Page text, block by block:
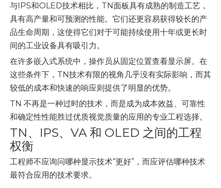
与IPS和OLED技术相比，TN面板具有成熟的制造工艺，
具有高产量和可预测的性能。它们还更容易获得较长的产
品生命周期，这使得它们对于可能持续使用十年或更长时
间的工业设备具有吸引力。
在许多嵌入式系统中，操作员从固定位置查看显示屏。在
这些条件下，TN技术有限的视角几乎没有实际影响，而其
较低的成本和快速的响应则提供了明显的优势。
TN 不再是一种过时的技术，而是成为成本效益、可靠性
和确定性性能胜过优质视觉质量的应用的专业工程选择。
TN、IPS、VA 和 OLED 之间的工程
权衡
工程师不应询问哪种显示技术“更好”，而应评估哪种技术
最符合应用的技术要求。